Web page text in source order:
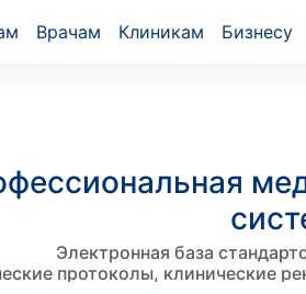
Врачам Клиникам Бизнесу
Электронная база
протоколы, клинические